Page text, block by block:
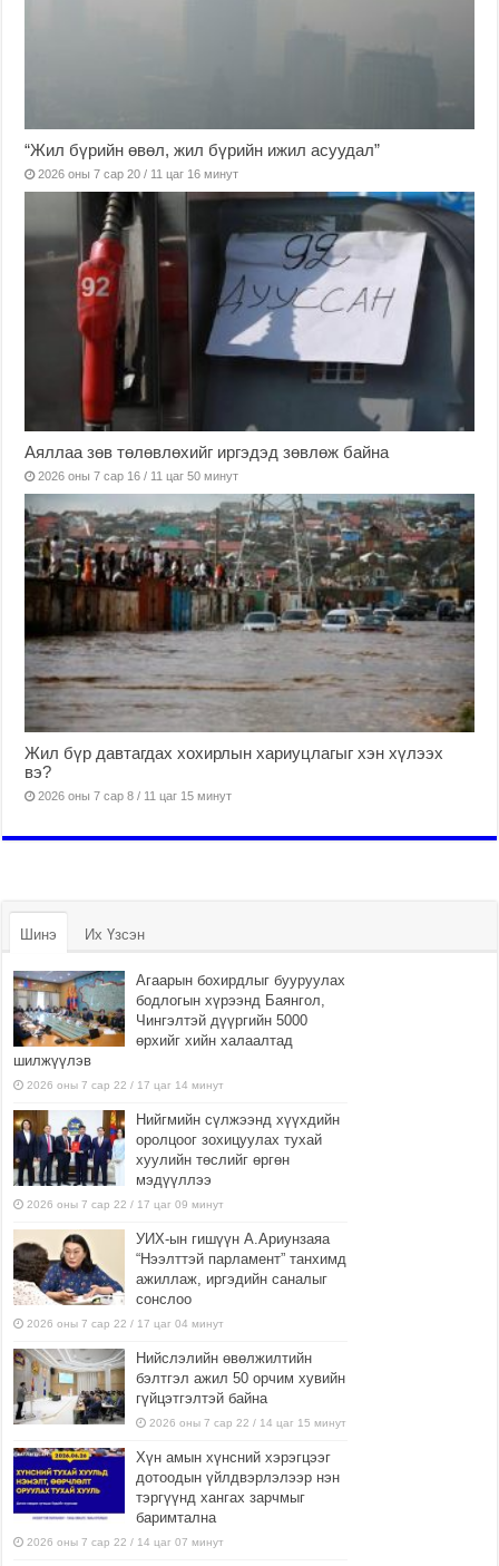
“Жил бүрийн өвөл, жил бүрийн ижил асуудал”
2026 оны 7 сар 20 / 11 цаг 16 минут
Аяллаа зөв төлөвлөхийг иргэдэд зөвлөж байна
2026 оны 7 сар 16 / 11 цаг 50 минут
Жил бүр давтагдах хохирлын хариуцлагыг хэн хүлээх
вэ?
2026 оны 7 сар 8 / 11 цаг 15 минут
Шинэ Их Үзсэн
Агаарын бохирдлыг бууруулах
бодлогын хүрээнд Баянгол,
Чингэлтэй дүүргийн 5000
өрхийг хийн халаалтад
шилжүүлэв
2026 оны 7 сар 22 / 17 цаг 14 минут
Нийгмийн сүлжээнд хүүхдийн
оролцоог зохицуулах тухай
хуулийн төслийг өргөн
мэдүүллээ
2026 оны 7 сар 22 / 17 цаг 09 минут
УИХ-ын гишүүн А.Ариунзаяа
“Нээлттэй парламент” танхимд
ажиллаж, иргэдийн саналыг
сонслоо
2026 оны 7 сар 22 / 17 цаг 04 минут
Нийслэлийн өвөлжилтийн
бэлтгэл ажил 50 орчим хувийн
гүйцэтгэлтэй байна
2026 оны 7 сар 22 / 14 цаг 15 минут
Хүн амын хүнсний хэрэгцээг
дотоодын үйлдвэрлэлээр нэн
тэргүүнд хангах зарчмыг
баримтална
2026 оны 7 сар 22 / 14 цаг 07 минут